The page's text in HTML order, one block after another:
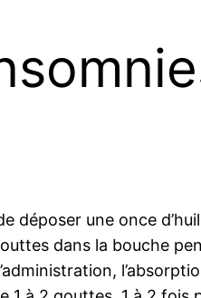
une once
dans la bouche